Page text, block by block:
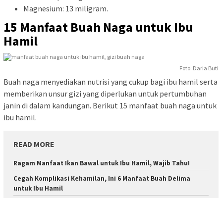
Magnesium: 13 miligram.
15 Manfaat Buah Naga untuk Ibu
Hamil
Foto: Daria Buti
Buah naga menyediakan nutrisi yang cukup bagi ibu hamil serta
memberikan unsur gizi yang diperlukan untuk pertumbuhan
janin di dalam kandungan. Berikut 15 manfaat buah naga untuk
ibu hamil.
READ MORE
Ragam Manfaat Ikan Bawal untuk Ibu Hamil, Wajib Tahu!
Cegah Komplikasi Kehamilan, Ini 6 Manfaat Buah Delima
untuk Ibu Hamil